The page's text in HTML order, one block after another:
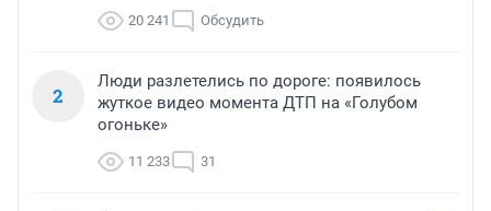
20 241 Обсудить
2
Люди разлетелись по дороге: появилось
жуткое видео момента ДТП на «Голубом
огоньке»
11 233 31